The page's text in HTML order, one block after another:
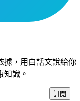
，用白話文說給你
知識。
訂閱